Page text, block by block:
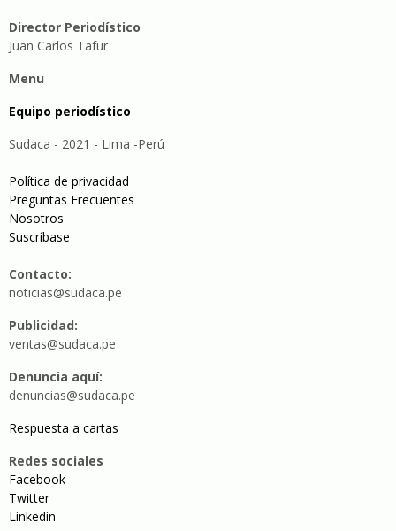
Director Periodístico
Juan Carlos Tafur
Menu
Equipo periodístico
Sudaca - 2021 - Lima -Perú
Política de privacidad
Preguntas Frecuentes
Nosotros
Suscríbase
Contacto:
noticias@sudaca.pe
Publicidad:
ventas@sudaca.pe
Denuncia aquí:
denuncias@sudaca.pe
Respuesta a cartas
Redes sociales
Facebook
Twitter
Linkedin